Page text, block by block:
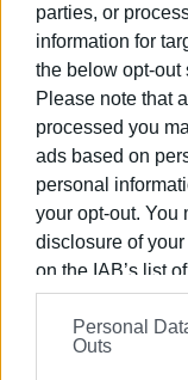
parties, or
information for
the below opt-out
Please note that
processed you
ads based on
personal
your opt-out. You
disclosure of
on the IAB’s list
information may
on theIAB’s List
further disclose it
Personal
Outs
κόμβους Αλυκών
επιτρέπονται οι
την ολοκλήρωση
Οι οδηγοί
ταχύτητα, να
σήμανση και να
τροχονόμων που